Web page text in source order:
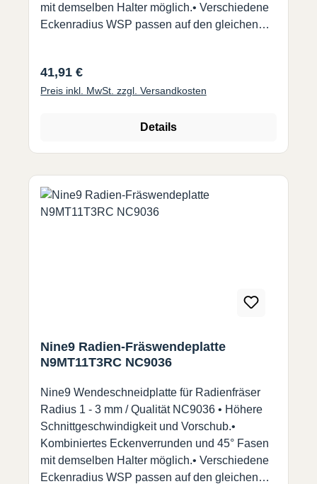
mit demselben Halter möglich.• Verschiedene
Eckenradius WSP passen auf den gleichen
Gusseisen.• WSP präzisions geschliffen. Gute
Wiederholgenauigkeit.• Jede
Regulärer Preis:
41,91 €
Preis inkl. MwSt. zzgl. Versandkosten
Details
Nine9 Radien-Fräswendeplatte
N9MT11T3RC NC9036
Nine9 Wendeschneidplatte für Radienfräser
Radius 1 - 3 mm / Qualität NC9036 • Höhere
Schnittgeschwindigkeit und Vorschub.•
Kombiniertes Eckenverrunden und 45° Fasen
mit demselben Halter möglich.• Verschiedene
Eckenradius WSP passen auf den gleichen